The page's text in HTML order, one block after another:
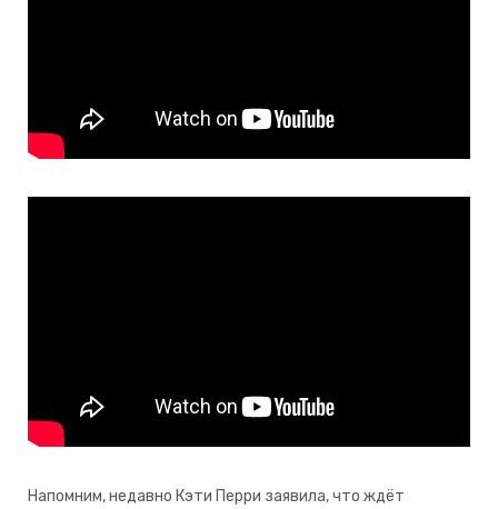
Напомним, недавно Кэти Перри заявила, что ждёт